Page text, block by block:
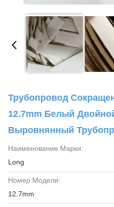
Трубопровод
12.7mm Белый
Выровнянный
Наименование Марки:
Long
Номер Модели:
12.7mm